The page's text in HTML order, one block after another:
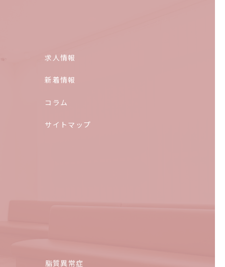
求人情報
新着情報
コラム
サイトマップ
脂質異常症